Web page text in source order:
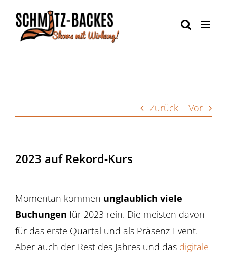
Inhalt
springen
Zurück Vor
2023 auf Rekord-Kurs
Momentan kommen unglaublich viele
Buchungen für 2023 rein. Die meisten davon
für das erste Quartal und als Präsenz-Event.
Aber auch der Rest des Jahres und das digitale